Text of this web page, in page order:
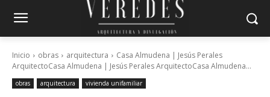
Inicio obras arquitectura
Casa Almudena | Jesús Perales
ArquitectoCasa Almudena | Jesús Perales ArquitectoCasa Almudena...
obras arquitectura vivienda unifamiliar